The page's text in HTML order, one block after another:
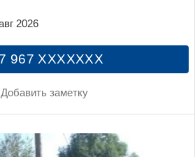
967 XXXXXXX
Добавить заметку
2026